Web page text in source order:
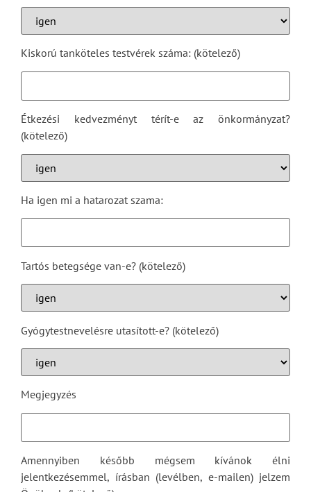
Kiskorú tanköteles testvérek száma: (kötelező)
Étkezési kedvezményt térít-e az önkormányzat?
(kötelező)
Ha igen mi a hatarozat szama:
Tartós betegsége van-e? (kötelező)
Gyógytestnevelésre utasított-e? (kötelező)
Megjegyzés
Amennyiben később mégsem kívánok élni
jelentkezésemmel, írásban (levélben, e-mailen) jelzem